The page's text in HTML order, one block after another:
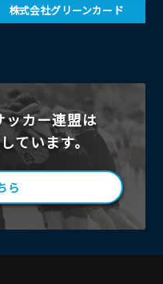
株式会社グリーンカード
ッカー連盟は
ています。
ら